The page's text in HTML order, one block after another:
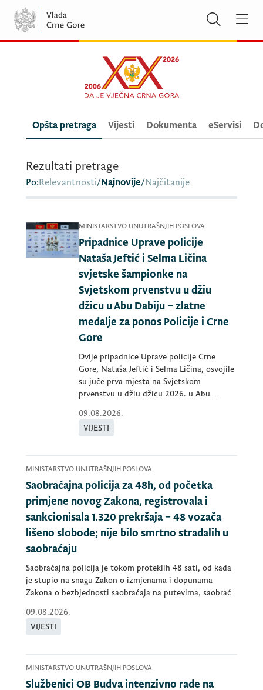
Opšta pretraga Vijesti Dokumenta eServisi
Rezultati pretrage
Po:Relevantnosti/Najnovije/Najčitanije
MINISTARSTVO UNUTRAŠNJIH POSLOVA
Pripadnice Uprave policije
Nataša Jeftić i Selma Ličina
svjetske šampionke na
Svjetskom prvenstvu u džiu
džicu u Abu Dabiju – zlatne
medalje za ponos Policije i Crne
Gore
Dvije pripadnice Uprave policije Crne
Gore, Nataša Jeftić i Selma Ličina, osvojile
su juče prva mjesta na Svjetskom
prvenstvu u džiu džicu 2026. u Abu
09.08.2026.
VIJESTI
MINISTARSTVO UNUTRAŠNJIH POSLOVA
Saobraćajna policija za 48h, od početka
primjene novog Zakona, registrovala i
sankcionisala 1.320 prekršaja – 48 vozača
lišeno slobode; nije bilo smrtno stradalih u
saobraćaju
Saobraćajna policija je tokom proteklih 48 sati, od kada
je stupio na snagu Zakon o izmjenama i dopunama
Zakona o bezbjednosti saobraćaja na putevima, saobrać
09.08.2026.
VIJESTI
MINISTARSTVO UNUTRAŠNJIH POSLOVA
Službenici OB Budva intenzivno rade na